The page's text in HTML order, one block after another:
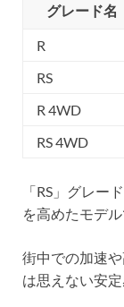
グレード名
R
RS
R 4WD
RS 4WD
「RS」グレー
を高めたモデル
街中での加速
は思えない安